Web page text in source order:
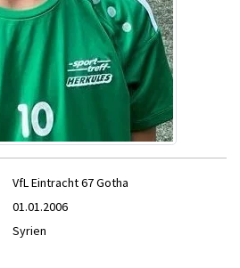
VfL Eintracht 67 Gotha
01.01.2006
Syrien